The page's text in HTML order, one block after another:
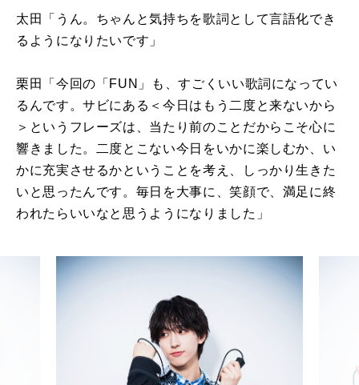
太田「うん。ちゃんと気持ちを歌詞として言語化でき
るようになりたいです」
栗田「今回の「 FUN 」も、すごくいい歌詞になってい
るんです。サビにある＜今日はもう二度と来ないから
＞というフレーズは、当たり前のことだからこそ心に
響きました。二度とこない今日をいかに楽しむか、い
かに充実させるかということを考え、しっかり生きた
いと思ったんです。毎日を大事に、笑顔で、満足に終
われたらいいなと思うようになりました」